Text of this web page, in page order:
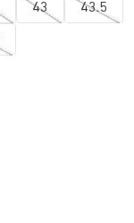
43 43.5